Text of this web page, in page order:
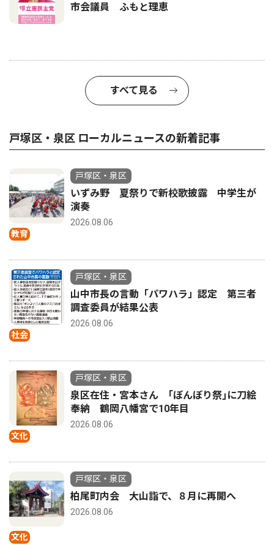
市会議員 ふもと理恵
すべて見る
戸塚区・泉区 ローカルニュースの新着記事
教育
戸塚区・泉区
いずみ野 夏祭りで新校歌披露 中学生が
演奏
2026.08.06
社会
戸塚区・泉区
山中市長の言動「パワハラ」認定 第三者
調査委員が結果公表
2026.08.06
文化
戸塚区・泉区
泉区在住・宮本さん ｢ぼんぼり祭｣に刀絵
奉納 鶴岡八幡宮で10年目
2026.08.06
文化
戸塚区・泉区
柏尾町内会 大山詣で、８月に再開へ
2026.08.06